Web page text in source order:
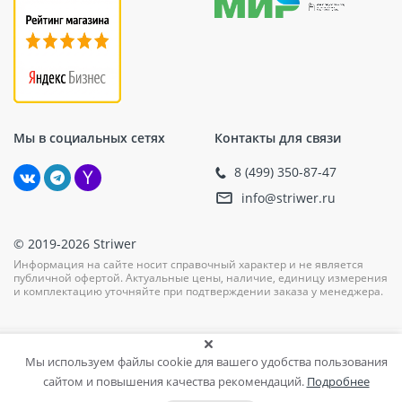
Мы в социальных сетях Контакты для связи
8 (499) 350-87-47
info@striwer.ru
© 2019-2026 Striwer
Информация на сайте носит справочный характер и не является
публичной офертой. Актуальные цены, наличие, единицу измерения
и комплектацию уточняйте при подтверждении заказа у менеджера.
Мы используем файлы cookie для вашего удобства пользования
сайтом и повышения качества рекомендаций. Подробнее